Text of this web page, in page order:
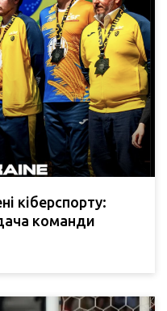
кіберспорту:
команди